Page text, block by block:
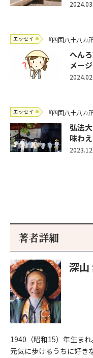
エッセイ 『四国八十八カ
へん
メー
エッセイ 『四国八十八カ
弘法
味わ
著者詳細
深山
1940（昭和15）年生まれ
元気に歩けるうちに好き